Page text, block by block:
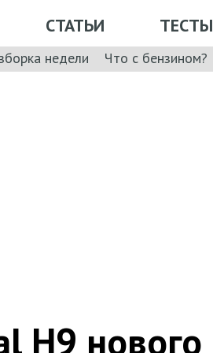
СТАТЬИ ТЕСТЫ
недели Что с бензином?
H9 нового